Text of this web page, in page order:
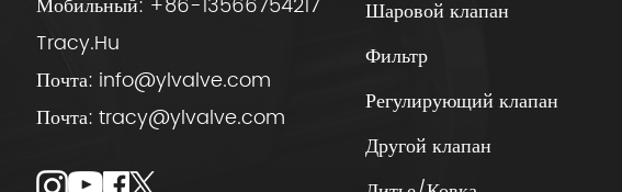
Tracy.Hu
Почта: info@ylvalve.com
Почта:tracy@ylvalve.com
Шаровой клапан
Фильтр
Регулирующий клапан
Другой клапан